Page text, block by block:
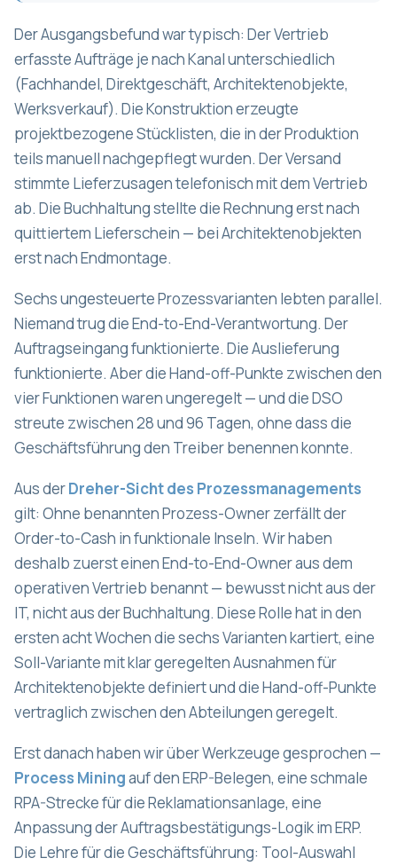
Der Ausgangsbefund war typisch: Der Vertrieb
erfasste Aufträge je nach Kanal unterschiedlich
(Fachhandel, Direktgeschäft, Architektenobjekte,
Werksverkauf). Die Konstruktion erzeugte
projektbezogene Stücklisten, die in der Produktion
teils manuell nachgepflegt wurden. Der Versand
stimmte Lieferzusagen telefonisch mit dem Vertrieb
ab. Die Buchhaltung stellte die Rechnung erst nach
quittiertem Lieferschein — bei Architektenobjekten
erst nach Endmontage.
Sechs ungesteuerte Prozessvarianten lebten parallel.
Niemand trug die End-to-End-Verantwortung. Der
Auftragseingang funktionierte. Die Auslieferung
funktionierte. Aber die Hand-off-Punkte zwischen den
vier Funktionen waren ungeregelt — und die DSO
streute zwischen 28 und 96 Tagen, ohne dass die
Geschäftsführung den Treiber benennen konnte.
Aus derDreher-Sicht des Prozessmanagements
gilt: Ohne benannten Prozess-Owner zerfällt der
Order-to-Cash in funktionale Inseln. Wir haben
deshalb zuerst einen End-to-End-Owner aus dem
operativen Vertrieb benannt — bewusst nicht aus der
IT, nicht aus der Buchhaltung. Diese Rolle hat in den
ersten acht Wochen die sechs Varianten kartiert, eine
Soll-Variante mit klar geregelten Ausnahmen für
Architektenobjekte definiert und die Hand-off-Punkte
vertraglich zwischen den Abteilungen geregelt.
Erst danach haben wir über Werkzeuge gesprochen —
Process Miningauf den ERP-Belegen, eine schmale
RPA-Strecke für die Reklamationsanlage, eine
Anpassung der Auftragsbestätigungs-Logik im ERP.
Die Lehre für die Geschäftsführung: Tool-Auswahl